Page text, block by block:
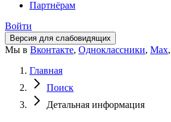
Партнёрам
Войти
Версия для слабовидящих
Мы в Вконтакте, Одноклассники, Max,
Главная
Поиск
Детальная информация